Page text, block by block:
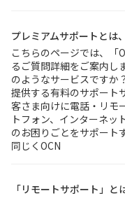
プレミアムサポートとは
こちらのページでは、「
るご質問詳細をご案内し
のようなサービスですか
提供する有料のサポート
客さま向けに電話・リモ
トフォン、インターネッ
のお困りごとをサポート
同じくOCN
「リモートサポート」と